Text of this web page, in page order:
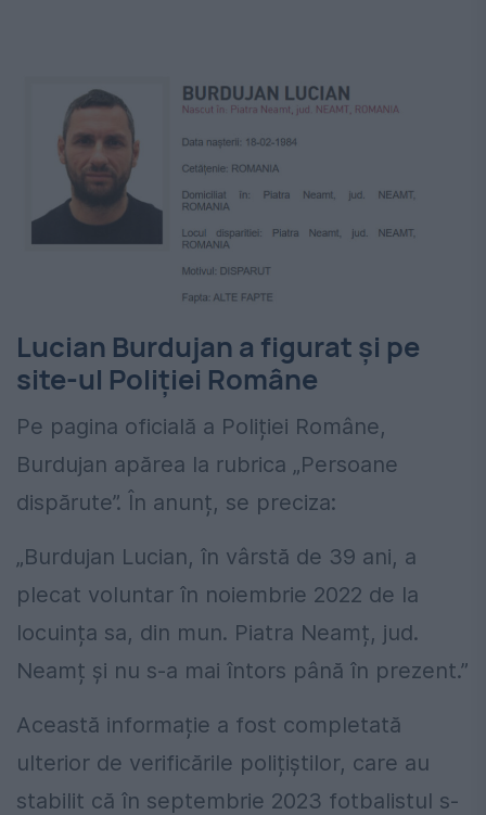
Lucian Burdujan a figurat și pe
site-ul Poliției Române
Pe pagina oficială a Poliției Române,
Burdujan apărea la rubrica „Persoane
dispărute”. În anunț, se preciza:
„Burdujan Lucian, în vârstă de 39 ani, a
plecat voluntar în noiembrie 2022 de la
locuința sa, din mun. Piatra Neamț, jud.
Neamț și nu s-a mai întors până în prezent.”
Această informație a fost completată
ulterior de verificările polițiștilor, care au
stabilit că în septembrie 2023 fotbalistul s-